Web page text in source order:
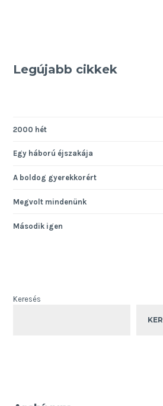
Legújabb cikkek
2000 hét
Egy háború éjszakája
A boldog gyerekkorért
Megvolt mindenünk
Második igen
Keresés